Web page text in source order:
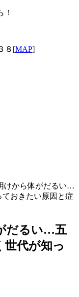
８[MAP]
けから体がだるい…
おきたい原因と症
だるい…五
世代が知っ